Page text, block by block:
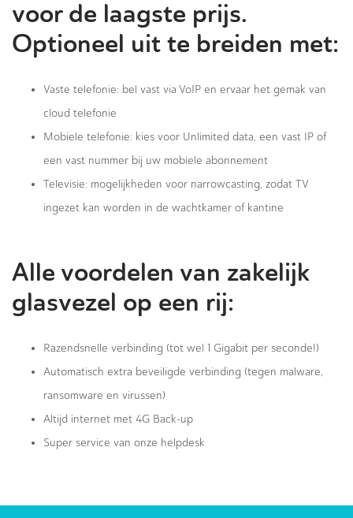
voor de laagste prijs.
Optioneel uit te breiden met:
Vaste telefonie: bel vast via VoIP en ervaar het gemak van
cloud telefonie
Mobiele telefonie: kies voor Unlimited data, een vast IP of
een vast nummer bij uw mobiele abonnement
Televisie: mogelijkheden voor narrowcasting, zodat TV
ingezet kan worden in de wachtkamer of kantine
Alle voordelen van zakelijk
glasvezel op een rij:
Razendsnelle verbinding (tot wel 1 Gigabit per seconde!)
Automatisch extra beveiligde verbinding (tegen malware,
ransomware en virussen)
Altijd internet met 4G Back-up
Super service van onze helpdesk